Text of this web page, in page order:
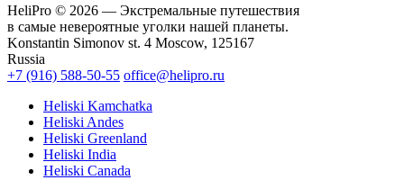
HeliPro © 2026 — Экстремальные путешествия
в самые невероятные уголки нашей планеты.
Konstantin Simonov st. 4 Moscow, 125167
Russia
+7 (916) 588-50-55 office@helipro.ru
Heliski Kamchatka
Heliski Andes
Heliski Greenland
Heliski India
Heliski Canada